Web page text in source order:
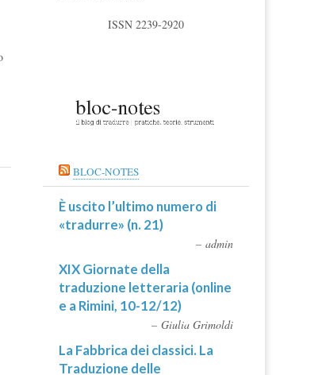
ISSN 2239-2920
BLOC-NOTES
È uscito l’ultimo numero di
«tradurre» (n. 21)
admin
XIX Giornate della
traduzione letteraria (online
e a Rimini, 10-12/12)
Giulia Grimoldi
La Fabbrica dei classici. La
Traduzione delle